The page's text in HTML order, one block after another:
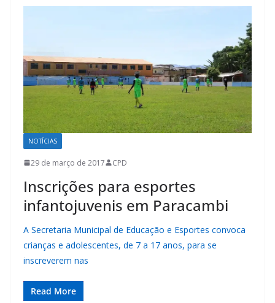
NOTÍCIAS
29 de março de 2017 CPD
Inscrições para esportes
infantojuvenis em Paracambi
A Secretaria Municipal de Educação e Esportes convoca
crianças e adolescentes, de 7 a 17 anos, para se
inscreverem nas
Read More